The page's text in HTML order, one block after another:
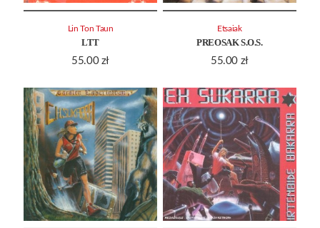
LTT
55.00 zł
Lin Ton Taun
PREOSAK S.O.S.
55.00 zł
Etsaiak